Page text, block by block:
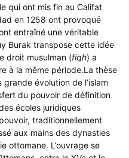
qui ont mis fin au Califat
en 1258 ont provoqué
entraîné une véritable
Burak transpose cette idée
droit musulman (fiqh) a
à la même période.La thèse
évolution de l’islam
du pouvoir de définition
écoles juridiques
traditionnellement
aux mains des dynasties
ottomane. L’ouvrage se